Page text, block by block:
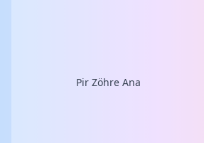
Pir Zöhre Ana